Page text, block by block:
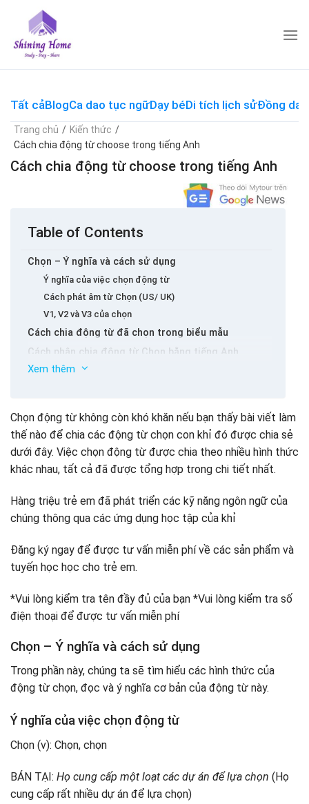
content
Tất cảBlogCa dao tục ngữDạy béDi tích lịch sửĐồng dao
Trang chủ / Kiến thức /
Cách chia động từ choose trong tiếng Anh
Cách chia động từ choose trong tiếng Anh
Table of Contents
Chọn – Ý nghĩa và cách sử dụng
Ý nghĩa của việc chọn động từ
Cách phát âm từ Chọn (US/ UK)
V1, V2 và V3 của chọn
Cách chia động từ đã chọn trong biểu mẫu
Cách phân chia động từ Chọn bằng tiếng Anh
Cách chia động từ Chọn trong cấu trúc câu đặc biệt
Xem thêm
Chọn động từ không còn khó khăn nếu bạn thấy bài viết làm
thế nào để chia các động từ chọn con khỉ đó được chia sẻ
dưới đây. Việc chọn động từ được chia theo nhiều hình thức
khác nhau, tất cả đã được tổng hợp trong chi tiết nhất.
Hàng triệu trẻ em đã phát triển các kỹ năng ngôn ngữ của
chúng thông qua các ứng dụng học tập của khỉ
Đăng ký ngay để được tư vấn miễn phí về các sản phẩm và
tuyến học học cho trẻ em.
*Vui lòng kiểm tra tên đầy đủ của bạn *Vui lòng kiểm tra số
điện thoại để được tư vấn miễn phí
Chọn – Ý nghĩa và cách sử dụng
Trong phần này, chúng ta sẽ tìm hiểu các hình thức của
động từ chọn, đọc và ý nghĩa cơ bản của động từ này.
Ý nghĩa của việc chọn động từ
Chọn (v): Chọn, chọn
BÁN TẠI: Họ cung cấp một loạt các dự án để lựa chọn (Họ
cung cấp rất nhiều dự án để lựa chọn)